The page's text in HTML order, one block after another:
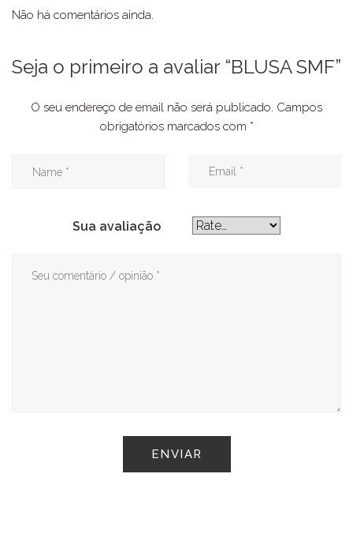
Não há comentários ainda.
Seja o primeiro a avaliar “BLUSA SMF”
O seu endereço de email não será publicado. Campos
obrigatórios marcados com *
Sua avaliação